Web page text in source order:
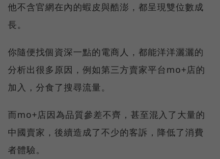
他不含官網在內的蝦皮與酷澎，都呈現雙位數成
長。
你隨便找個資深一點的電商人，都能洋洋灑灑的
分析出很多原因，例如第三方賣家平台mo+店的
加入，分食了搜尋流量。
而mo+店因為品質參差不齊，甚至混入了大量的
中國賣家，後續造成了不少的客訴，降低了消費
者體驗。